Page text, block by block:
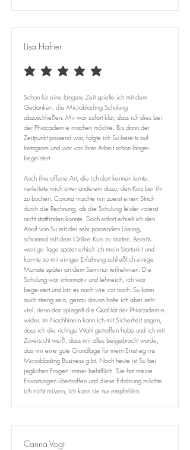
Lisa Hafner
durchschnittliches Rating ist 5 von 5
Schon für eine längere Zeit spielte ich mit dem
Gedanken, die Microblading Schulung
abzuschließen. Mir war sofort klar, dass ich dies bei
der Phiacademie machen möchte. Bis dann der
Zeitpunkt passend war, folgte ich Su bereits auf
Instagram und war von Ihrer Arbeit schon länger
begeistert.
Auch ihre offene Art, die ich dort kennen lernte,
verleitete mich unter anderem dazu, den Kurs bei ihr
zu buchen. Corona machte mir zuerst einen Strich
durch die Rechnung, als die Schulung leider vorerst
nicht stattfinden konnte. Doch sofort erhielt ich den
Anruf von Su mit der sehr passenden Lösung,
schonmal mit dem Online Kurs zu starten. Bereits
wenige Tage später erhielt ich mein Starterkit und
konnte so mit einiger Erfahrung schließlich einige
Monate später an dem Seminar teilnehmen. Die
Schulung war informativ und lehrreich, ich war
begeistert und bin es nach wie vor noch. Su kann
auch streng sein, genau davon halte ich aber sehr
viel, denn das spiegelt die Qualität der Phiacademie
wider. Im Nachhinein kann ich mit Sicherheit sagen,
dass ich die richtige Wahl getroffen habe und ich mit
Zuversicht weiß, dass mir alles beigebracht wurde,
das mir eine gute Grundlage für mein Einstieg ins
Microblading Business gibt. Noch heute ist Su bei
jeglichen Fragen immer behilflich. Sie hat meine
Erwartungen übertroffen und diese Erfahrung möchte
ich nicht missen, ich kann sie nur empfehlen.
Carina Vogt